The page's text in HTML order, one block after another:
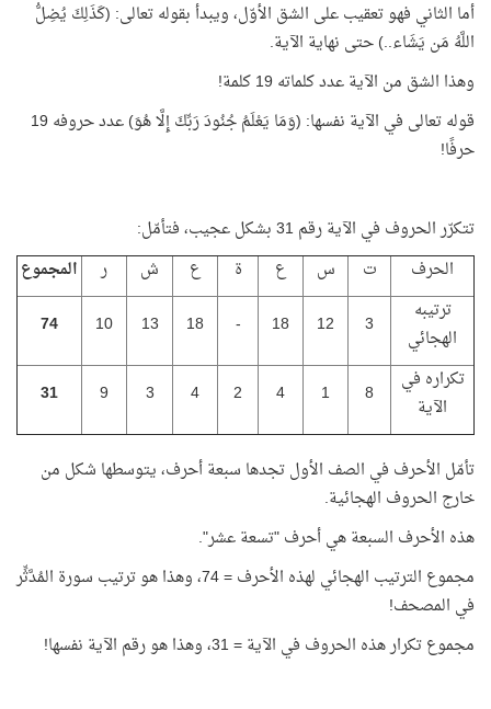
أما الثاني فهو تعقيب على الشق الأوّل، ويبدأ بقوله تعالى: (كَذَلِكَ يُضِلُّ
اللَّهُ مَن يَشَاء..) حتى نهاية الآية.
وهذا الشق من الآية عدد كلماته 19 كلمة!
قوله تعالى في الآية نفسها: (وَمَا يَعْلَمُ جُنُودَ رَبِّكَ إِلَّا هُوَ) عدد حروفه 19
حرفًا!
تتكرّر الحروف في الآية رقم 31 بشكل عجيب، فتأمّل:
الحرف
ت س ع ة ع ش ر
المجموع
ترتيبه
الهجائي
3
12
18
-
18
13
10
74
تكراره في
الآية
8
1
4
2
4
3
9
31
تأمّل الأحرف في الصف الأول تجدها سبعة أحرف، يتوسطها شكل من
خارج الحروف الهجائية.
هذه الأحرف السبعة هي أحرف "تسعة عشر".
مجموع الترتيب الهجائي لهذه الأحرف = 74، وهذا هو ترتيب سورة المُدَّثِّر
في المصحف!
مجموع تكرار هذه الحروف في الآية = 31، وهذا هو رقم الآية نفسها!